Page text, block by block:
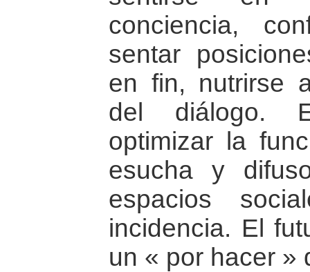
conciencia,
sentar
en fin, nutrirse
del diálogo.
optimizar la
esucha y
espacios
incidencia. El
un « por hacer »